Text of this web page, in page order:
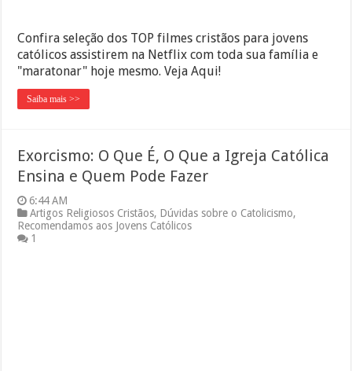
Confira seleção dos TOP filmes cristãos para jovens
católicos assistirem na Netflix com toda sua família e
"maratonar" hoje mesmo. Veja Aqui!
Saiba mais >>
Exorcismo: O Que É, O Que a Igreja Católica
Ensina e Quem Pode Fazer
6:44 AM
Artigos Religiosos Cristãos, Dúvidas sobre o Catolicismo,
Recomendamos aos Jovens Católicos
1